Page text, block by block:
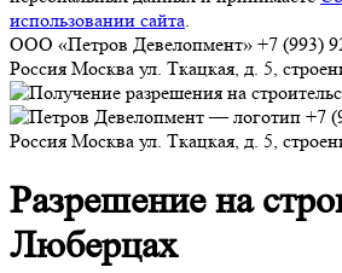
использовании сайта.
ООО «Петров Девелопмент» +7 (993)
Россия Москва ул. Ткацкая, д. 5,
+7
Россия Москва ул. Ткацкая, д. 5,
Разрешение на
Люберцах